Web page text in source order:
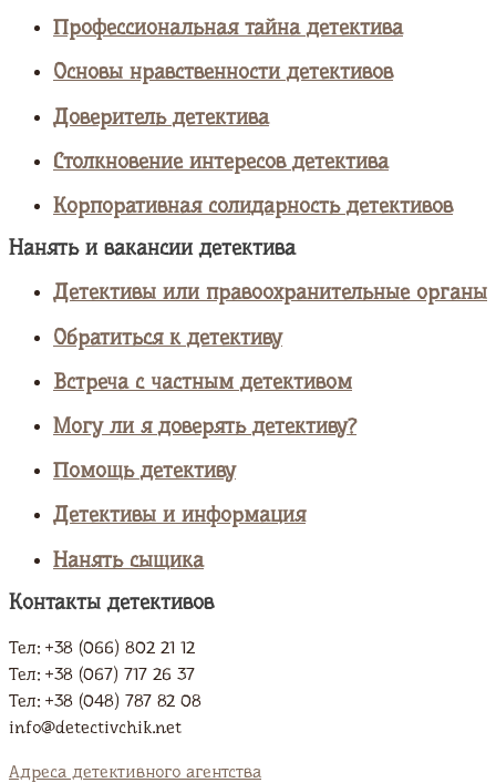
Профессиональная тайна детектива
Основы нравственности детективов
Доверитель детектива
Столкновение интересов детектива
Корпоративная солидарность детективов
Нанять и вакансии детектива
Детективы или правоохранительные органы
Обратиться к детективу
Встреча с частным детективом
Могу ли я доверять детективу?
Помощь детективу
Детективы и информация
Нанять сыщика
Контакты детективов
Тел: +38 (066) 802 21 12
Тел: +38 (067) 717 26 37
Тел: +38 (048) 787 82 08
info@detectivchik.net
Адреса детективного агентства